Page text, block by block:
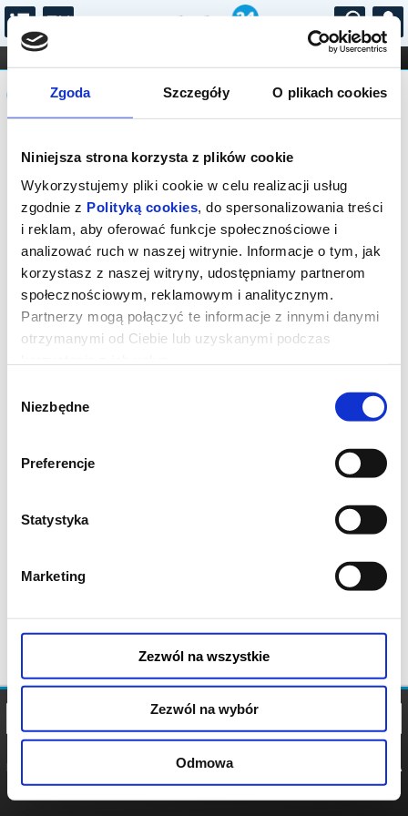
Zgoda Szczegóły O plikach cookies
Niniejsza strona korzysta z plików cookie
Wykorzystujemy pliki cookie w celu realizacji usług
zgodnie z Polityką cookies, do spersonalizowania treści
i reklam, aby oferować funkcje społecznościowe i
analizować ruch w naszej witrynie. Informacje o tym, jak
korzystasz z naszej witryny, udostępniamy partnerom
społecznościowym, reklamowym i analitycznym.
Partnerzy mogą połączyć te informacje z innymi danymi
otrzymanymi od Ciebie lub uzyskanymi podczas
zgody
Niezbędne
Preferencje
Statystyka
Marketing
Zezwól na wszystkie
Zezwól na wybór
Odmowa
...
FILHARMONIA OPERA I BALET
STAND-UP
DLA DZIECI
Komunikat
Sprzedaż biletów on-line na wydarzenie
została zakończona.
POLITYKA
POLITYKA